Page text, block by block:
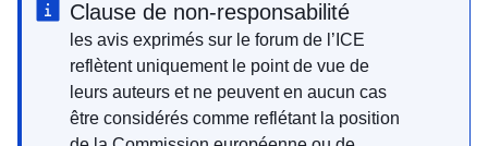
Clause de non-responsabilité
les avis exprimés sur le forum de l’ICE
reflètent uniquement le point de vue de
leurs auteurs et ne peuvent en aucun cas
être considérés comme reflétant la position